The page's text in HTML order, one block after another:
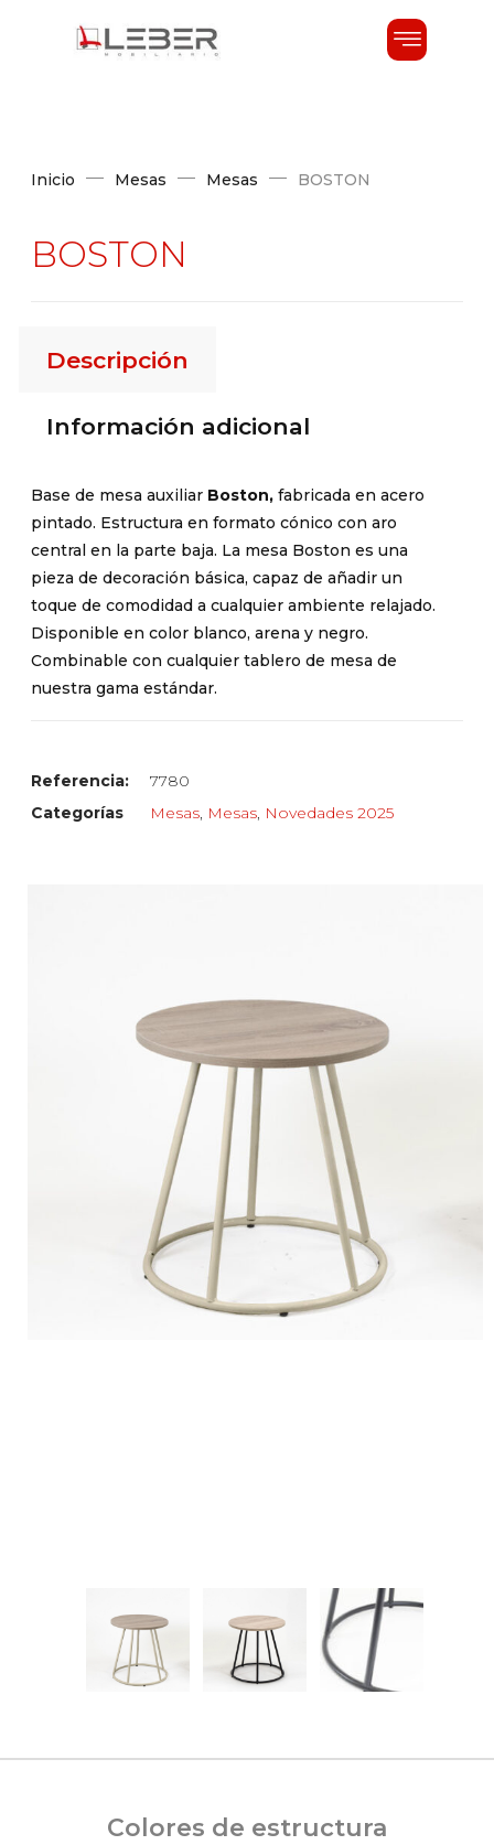
Inicio Mesas Mesas BOSTON
BOSTON
Descripción
Información adicional
Base de mesa auxiliar Boston,fabricada en acero
pintado. Estructura en formato cónico con aro
central en la parte baja. La mesa Boston es una
pieza de decoración básica, capaz de añadir un
toque de comodidad a cualquier ambiente relajado.
Disponible en color blanco, arena y negro.
Combinable con cualquier tablero de mesa de
nuestra gama estándar.
Referencia:
7780
Categorías
Mesas, Mesas, Novedades 2025
Colores de estructura